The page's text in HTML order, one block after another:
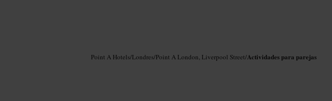
Point A Hotels/Londres/Point A London, Liverpool Street/Actividades para parejas